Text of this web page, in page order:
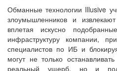
Обманные технологии Illusive
злоумышленников и
вплетая искусно
инфраструктуру компании,
специалистов по ИБ и
могут не только
реальный ущерб, но и